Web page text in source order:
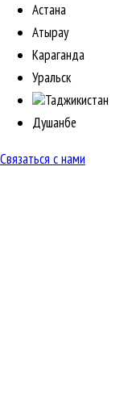
Астана
Атырау
Караганда
Уральск
Таджикистан
Душанбе
Связаться с нами